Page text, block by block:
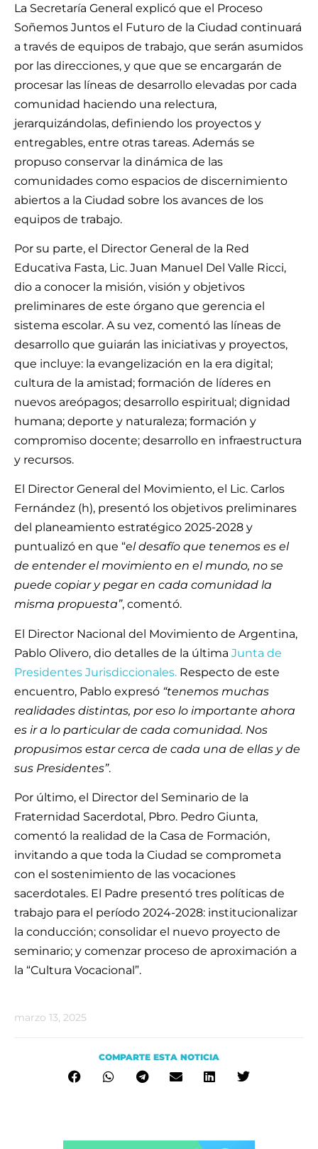
La Secretaría General explicó que el Proceso
Soñemos Juntos el Futuro de la Ciudad continuará
a través de equipos de trabajo, que serán asumidos
por las direcciones, y que que se encargarán de
procesar las líneas de desarrollo elevadas por cada
comunidad haciendo una relectura,
jerarquizándolas, definiendo los proyectos y
entregables, entre otras tareas. Además se
propuso conservar la dinámica de las
comunidades como espacios de discernimiento
abiertos a la Ciudad sobre los avances de los
equipos de trabajo.
Por su parte, el Director General de la Red
Educativa Fasta, Lic. Juan Manuel Del Valle Ricci,
dio a conocer la misión, visión y objetivos
preliminares de este órgano que gerencia el
sistema escolar. A su vez, comentó las líneas de
desarrollo que guiarán las iniciativas y proyectos,
que incluye: la evangelización en la era digital;
cultura de la amistad; formación de líderes en
nuevos areópagos; desarrollo espiritual; dignidad
humana; deporte y naturaleza; formación y
compromiso docente; desarrollo en infraestructura
y recursos.
El Director General del Movimiento, el Lic. Carlos
Fernández (h), presentó los objetivos preliminares
del planeamiento estratégico 2025-2028 y
puntualizó en que “el desafío que tenemos es el
de entender el movimiento en el mundo, no se
puede copiar y pegar en cada comunidad la
misma propuesta”, comentó.
El Director Nacional del Movimiento de Argentina,
Pablo Olivero, dio detalles de la última Junta de
Presidentes Jurisdiccionales. Respecto de este
encuentro, Pablo expresó “tenemos muchas
realidades distintas, por eso lo importante ahora
es ir a lo particular de cada comunidad. Nos
propusimos estar cerca de cada una de ellas y de
sus Presidentes”.
Por último, el Director del Seminario de la
Fraternidad Sacerdotal, Pbro. Pedro Giunta,
comentó la realidad de la Casa de Formación,
invitando a que toda la Ciudad se comprometa
con el sostenimiento de las vocaciones
sacerdotales. El Padre presentó tres políticas de
trabajo para el período 2024-2028: institucionalizar
la conducción; consolidar el nuevo proyecto de
seminario; y comenzar proceso de aproximación a
la “Cultura Vocacional”.
marzo 13, 2025
COMPARTE ESTA NOTICIA